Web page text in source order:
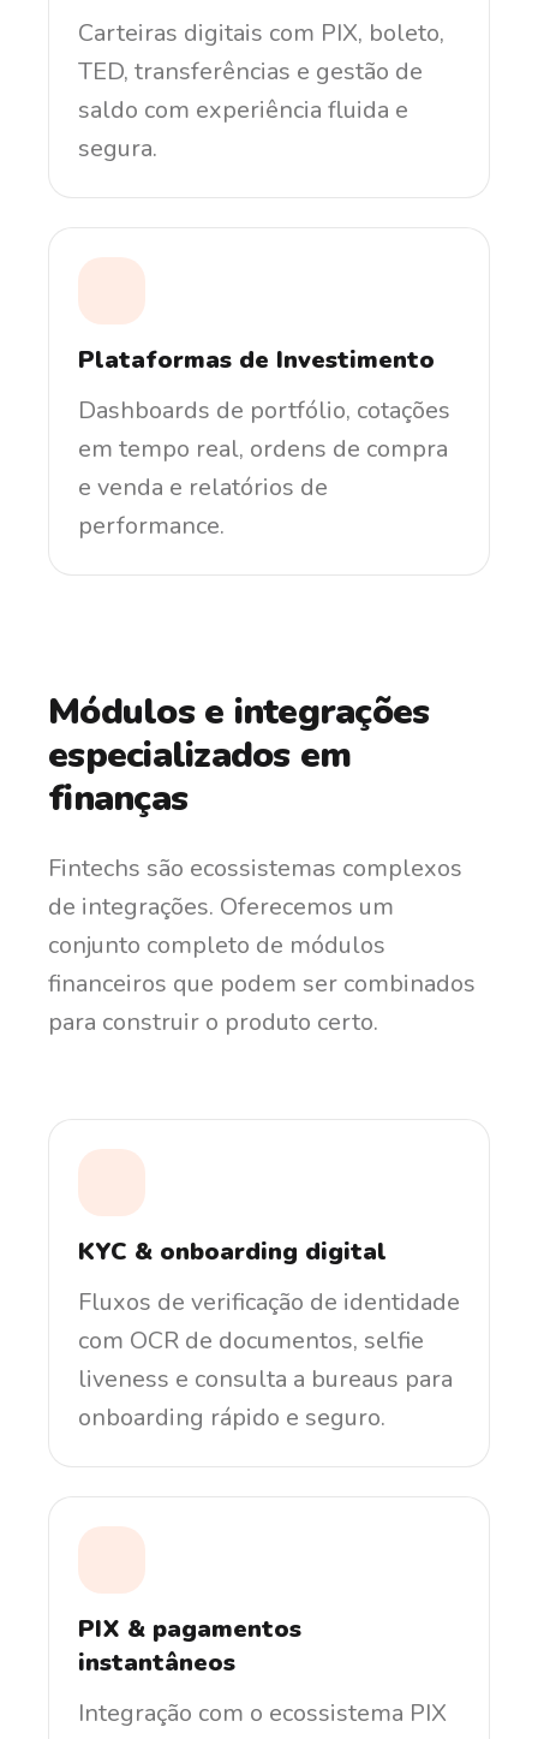
Carteiras digitais com PIX, boleto,
TED, transferências e gestão de
saldo com experiência fluida e
segura.
Plataformas de Investimento
Dashboards de portfólio, cotações
em tempo real, ordens de compra
e venda e relatórios de
performance.
Módulos e integrações
especializados em
finanças
Fintechs são ecossistemas complexos
de integrações. Oferecemos um
conjunto completo de módulos
financeiros que podem ser combinados
para construir o produto certo.
KYC & onboarding digital
Fluxos de verificação de identidade
com OCR de documentos, selfie
liveness e consulta a bureaus para
onboarding rápido e seguro.
PIX & pagamentos
instantâneos
Integração com o ecossistema PIX